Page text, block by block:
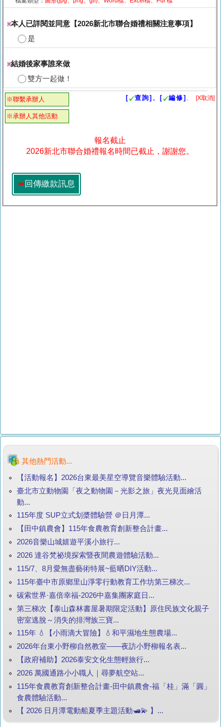
※本人已詳閱並同意【2026新北市聯合婚禮相關注意事項】
是
※結婚後家事誰來做
雙方一起做！
※聯繫承辦人
※承辦人其他活動
[ 查詢]、[ 編修] 、 [X取消]
報名截止
2026新北市聯合婚禮報名時間已截止，謝謝您。
➠回傳繳款訊息
其他熱門活動...
【活動報名】2026台東最美星空導覽音樂體驗活動...
臺北市立動物園「夜之動物園－光影之旅」夜光見面繪活
動...
115年度 SUP立式划槳體驗營 ＠日月潭...
【田中鎮農會】115年食農教育創新整合計畫...
2026音樂山城嬉遊平溪小旅行...
2026 達谷梵祕境探索暨夜間農遊體驗活動...
115/7、8月愛無盡藝術特展~藍晒DIY活動...
115年臺中市原鄉里山淨零行動教育工作坊第三梯次...
碳索世界·嘉倍幸福-2026中嘉集團家庭日...
第三梯次【泰山森林書屋暑期限定活動】原住民族文化親子
密室逃脫～消失的排灣族三寶...
115年 💧【小雨滴大冒險】💧和平濕地生態農場...
2026年台東小野柳自然教室——夜訪小野柳報名表...
【政府補助】2026泰安文化生態輕旅行...
2026 萬國通路小小職人｜尋夢航空站...
115年食農教育創新整合計畫-田中鎮農會-福「桂」滿「圓」
食農體驗活動...
【 2026 日月潭電動船夏季主題活動🛥️💫 】...